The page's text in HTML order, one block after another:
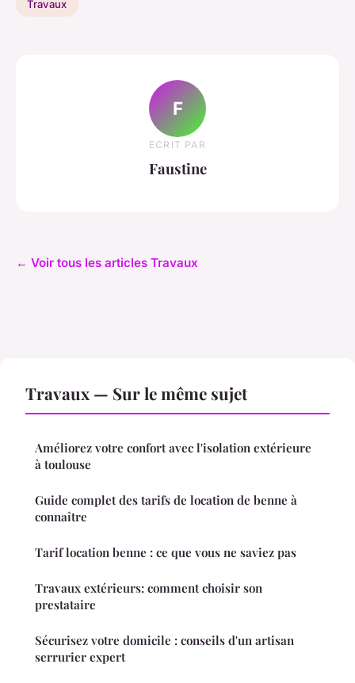
Travaux
F
ECRIT PAR
Faustine
← Voir tous les articles Travaux
Travaux — Sur le même sujet
Améliorez votre confort avec l'isolation extérieure
à toulouse
Guide complet des tarifs de location de benne à
connaître
Tarif location benne : ce que vous ne saviez pas
Travaux extérieurs: comment choisir son
prestataire
Sécurisez votre domicile : conseils d'un artisan
serrurier expert